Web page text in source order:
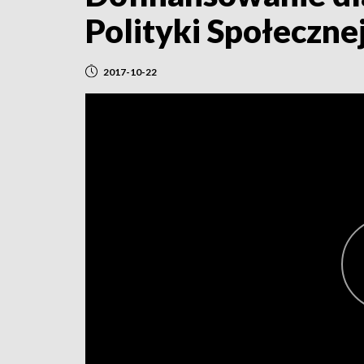
Polityki
2017-10-22